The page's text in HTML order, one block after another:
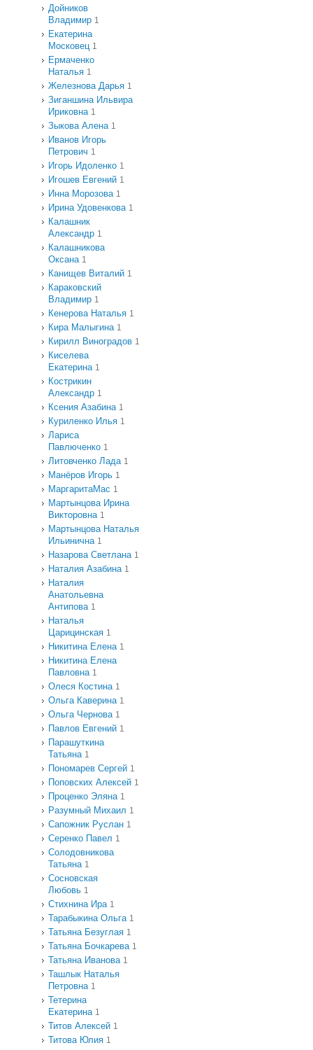
Дойников
Владимир 1
Екатерина
Московец 1
Ермаченко
Наталья 1
Железнова Дарья 1
Зиганшина Ильвира
Ириковна 1
Зыкова Алена 1
Иванов Игорь
Петрович 1
Игорь Идоленко 1
Игошев Евгений 1
Инна Морозова 1
Ирина Удовенкова 1
Калашник
Александр 1
Калашникова
Оксана 1
Канищев Виталий 1
Караковский
Владимир 1
Кенерова Наталья 1
Кира Малыгина 1
Кирилл Виноградов 1
Киселева
Екатерина 1
Кострикин
Александр 1
Ксения Азабина 1
Куриленко Илья 1
Лариса
Павлюченко 1
Литовченко Лада 1
Манёров Игорь 1
МаргаритаМас 1
Мартынцова Ирина
Викторовна 1
Мартынцова Наталья
Ильинична 1
Назарова Светлана 1
Наталия Азабина 1
Наталия
Анатольевна
Антипова 1
Наталья
Царицинская 1
Никитина Елена 1
Никитина Елена
Павловна 1
Олеся Костина 1
Ольга Каверина 1
Ольга Чернова 1
Павлов Евгений 1
Парашуткина
Татьяна 1
Пономарев Сергей 1
Поповских Алексей 1
Проценко Эляна 1
Разумный Михаил 1
Сапожник Руслан 1
Серенко Павел 1
Солодовникова
Татьяна 1
Сосновская
Любовь 1
Стихнина Ира 1
Тарабыкина Ольга 1
Татьяна Безуглая 1
Татьяна Бочкарева 1
Татьяна Иванова 1
Ташлык Наталья
Петровна 1
Тетерина
Екатерина 1
Титов Алексей 1
Титова Юлия 1